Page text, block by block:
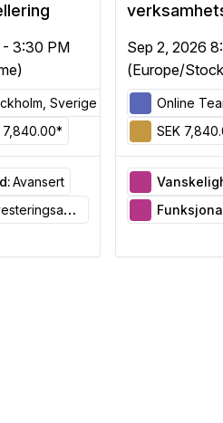
- 3:30 PM
Sverige
7,840.00*
Avansert
Sep 2, 2026
(Europe/
Online
SEK